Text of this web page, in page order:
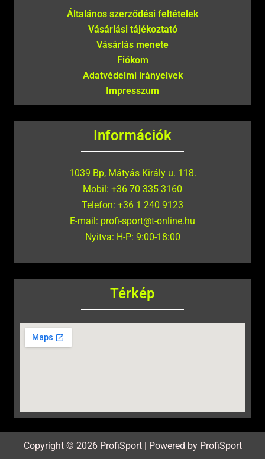
Általános szerződési feltételek
Vásárlási tájékoztató
Vásárlás menete
Fiókom
Adatvédelmi irányelvek
Impresszum
Információk
1039 Bp, Mátyás Király u. 118.
Mobil: +36 70 335 3160
Telefon: +36 1 240 9123
E-mail: profi-sport@t-online.hu
Nyitva: H-P: 9:00-18:00
Térkép
Copyright © 2026 ProfiSport | Powered by ProfiSport